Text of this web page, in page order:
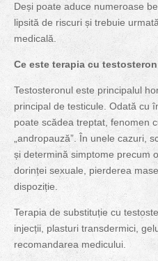
Deși poate aduce numeroase
lipsită de riscuri și trebuie
medicală.
Ce este terapia cu testosteron
Testosteronul este principalul
principal de testicule. Odată cu
poate scădea treptat, fenomen
„andropauză”. În unele cazuri,
și determină simptome precum
dorinței sexuale, pierderea
dispoziție.
Terapia de substituție cu
injecții, plasturi transdermici,
recomandarea medicului.